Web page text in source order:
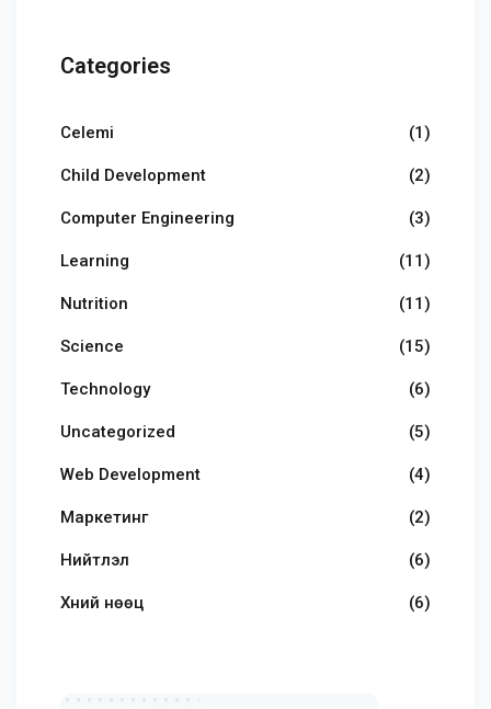
Categories
Celemi (1)
Child Development (2)
Computer Engineering (3)
Learning (11)
Nutrition (11)
Science (15)
Technology (6)
Uncategorized (5)
Web Development (4)
Маркетинг (2)
Нийтлэл (6)
Хүний нөөц (6)